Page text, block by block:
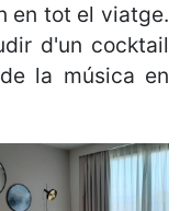
en tot el viatge.
d'un cocktail
la música en